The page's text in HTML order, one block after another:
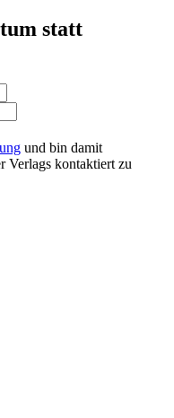
statt
und bin damit
Verlags kontaktiert zu